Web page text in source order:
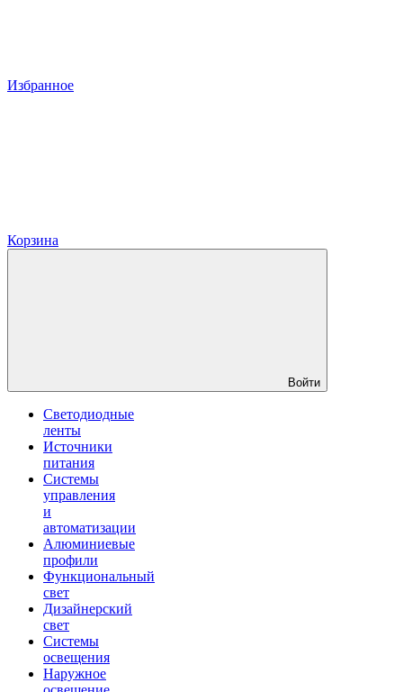
Избранное
Корзина
Войти
Светодиодные
ленты
Источники
питания
Системы
управления
и
автоматизации
Алюминиевые
профили
Функциональный
свет
Дизайнерский
свет
Системы
освещения
Наружное